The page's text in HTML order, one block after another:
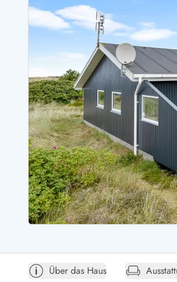
Ferienhäuser mit Whirlpool
Ferienhäuser mit Freitagswechsel
Ferienhäuser mit Samstagswechsel
Ferienhäuser BjerregardFerienhäuser Blavand
Ferienhäuser Argab
Ferienhäuser in Arrild
Ferienhäuser Bjerregard
Ferienhäuser Blavand
Ferienhäuser Bork Havn
Ferienhäuser Fjand
Ferienhäuser Fanö
Ferienhäuser Graerup Strand
Ferienhäuser Haurvig
Ferienhäuser Henne Strand
ÖffnungszeitenÜber das Haus